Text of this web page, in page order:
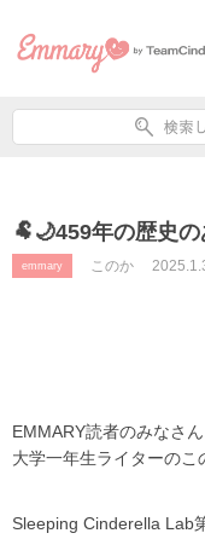
🐏🌙459年の歴史
emmary このか
EMMARY読者のみなさん
大学一年生ライターのこ
Sleeping Cinderella Lab